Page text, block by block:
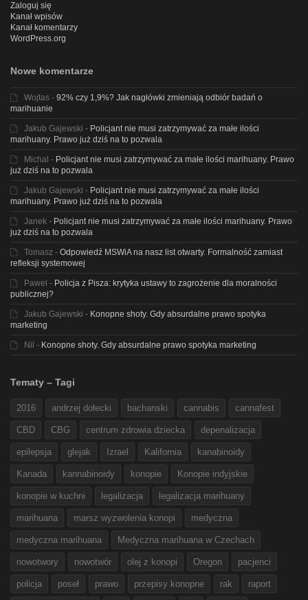
Zaloguj się
Kanał wpisów
Kanał komentarzy
WordPress.org
Nowe komentarze
Wojtas - 92% czy 1,9%? Jak nagłówki zmieniają odbiór badań o
marihuanie
Jakub Gajewski - Policjant nie musi zatrzymywać za małe ilości
marihuany. Prawo już dziś na to pozwala
Michal - Policjant nie musi zatrzymywać za małe ilości marihuany. Prawo
już dziś na to pozwala
Jakub Gajewski - Policjant nie musi zatrzymywać za małe ilości
marihuany. Prawo już dziś na to pozwala
Janek - Policjant nie musi zatrzymywać za małe ilości marihuany. Prawo
już dziś na to pozwala
Tomasz - Odpowiedź MSWiA na nasz list otwarty. Formalność zamiast
refleksji systemowej
Pawel - Policja z Pisza: krytyka ustawy to zagrożenie dla moralności
publicznej?
Jakub Gajewski - Konopne shoty. Gdy absurdalne prawo spotyka
marketing
Nil - Konopne shoty. Gdy absurdalne prawo spotyka marketing
Tematy – Tagi
2016 andrzej dołecki bachanski cannabis cannafest
CBD CBG centrum zdrowia dziecka depenalizacja
epilepsja glejak Izrael Kalifornia kanabinoidy
Kanada kannabinoidy konopie Konopie indyjskie
konopie w kuchni legalizacja legalizacja marihuany
marihuana marsz wyzwolenia konopi medyczna
medyczna marihuana Medyczna marihuana w Czechach
nowotwory nowotwór olej z konopi Oregon pacjenci
policja poseł prawo przepisy konopne rak raport